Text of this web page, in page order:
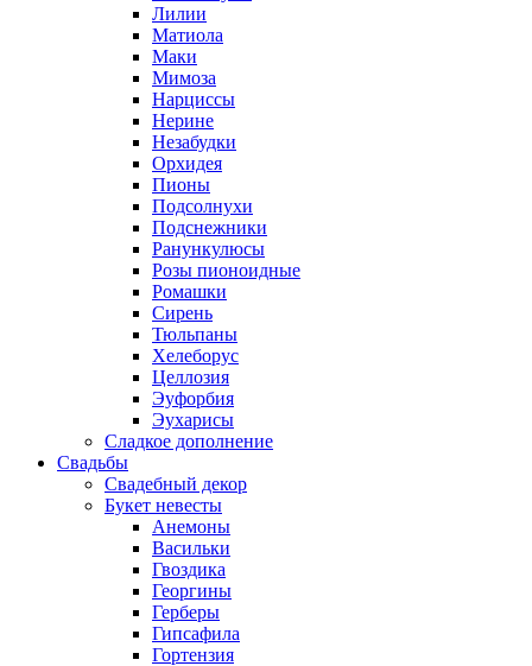
Лилии
Матиола
Маки
Мимоза
Нарциссы
Нерине
Незабудки
Орхидея
Пионы
Подсолнухи
Подснежники
Ранункулюсы
Розы пионоидные
Ромашки
Сирень
Тюльпаны
Хелеборус
Целлозия
Эуфорбия
Эухарисы
Сладкое дополнение
Свадьбы
Свадебный декор
Букет невесты
Анемоны
Васильки
Гвоздика
Георгины
Герберы
Гипсафила
Гортензия